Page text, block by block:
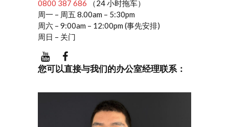
0800 387 686
（24 小时拖车）
周一 – 周五 8.00am – 5:30pm
周六 – 9:00am – 12:00pm (事先安排)
周日 – 关门
您可以直接与我们的办公室经理联系：